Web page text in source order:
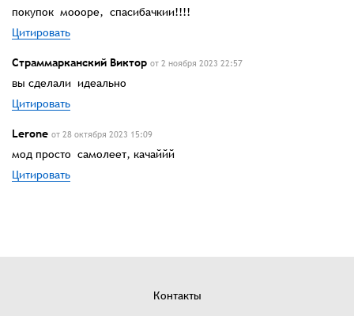
покупок моооре, спасибачкии!!!!
Цитировать
Страммарканский Виктор от 2 ноября 2023 22:57
вы сделали идеально
Цитировать
Lerone от 28 октября 2023 15:09
мод просто самолеет, качаййй
Цитировать
Контакты